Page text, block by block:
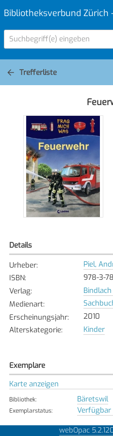
Bibliotheksverbund Zürich
Suchbegriff(e) eingeben
Trefferliste
Details
Urheber:
Piel,
ISBN:
978-3-
Verlag:
Medienart:
Erscheinungsjahr:
2010
Alterskategorie: Kinder
Exemplare
Karte anzeigen
Bibliothek: Bäretswil
Exemplarstatus: Verfügbar
Dällikon
webOpac